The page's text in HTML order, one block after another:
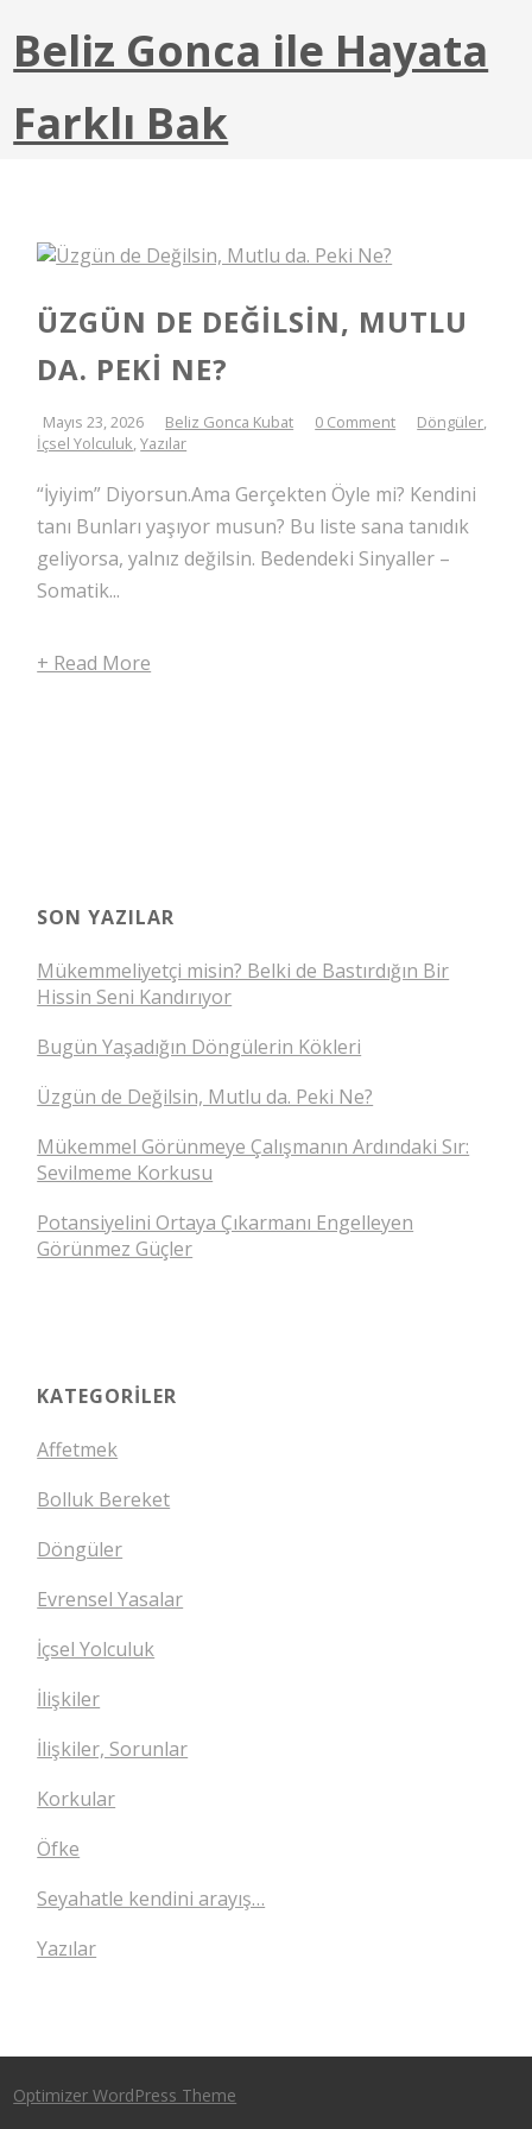
Beliz Gonca ile Hayata
Farklı Bak
ÜZGÜN DE DEĞILSIN, MUTLU
DA. PEKI NE?
Mayıs 23, 2026 Beliz Gonca Kubat 0 Comment Döngüler,
İçsel Yolculuk,Yazılar
“İyiyim” Diyorsun.Ama Gerçekten Öyle mi? Kendini
tanı Bunları yaşıyor musun? Bu liste sana tanıdık
geliyorsa, yalnız değilsin. Bedendeki Sinyaller –
Somatik...
+ Read More
SON YAZILAR
Mükemmeliyetçi misin? Belki de Bastırdığın Bir
Hissin Seni Kandırıyor
Bugün Yaşadığın Döngülerin Kökleri
Üzgün de Değilsin, Mutlu da. Peki Ne?
Mükemmel Görünmeye Çalışmanın Ardındaki Sır:
Sevilmeme Korkusu
Potansiyelini Ortaya Çıkarmanı Engelleyen
Görünmez Güçler
KATEGORILER
Affetmek
Bolluk Bereket
Döngüler
Evrensel Yasalar
İçsel Yolculuk
İlişkiler
İlişkiler, Sorunlar
Korkular
Öfke
Seyahatle kendini arayış…
Yazılar
Optimizer WordPress Theme